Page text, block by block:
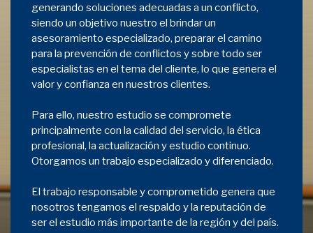
generando soluciones adecuadas a un conflicto,
siendo un objetivo nuestro el brindar un
asesoramiento especializado, preparar el camino
para la prevención de conflictos y sobre todo ser
especialistas en el tema del cliente, lo que genera el
valor y confianza en nuestros clientes.
Para ello, nuestro estudio se compromete
principalmente con la calidad del servicio, la ética
profesional, la actualización y estudio continuo.
Otorgamos un trabajo especializado y diferenciado.
El trabajo responsable y comprometido genera que
nosotros tengamos el respaldo y la reputación de
ser el estudio más importante de la región y del país.